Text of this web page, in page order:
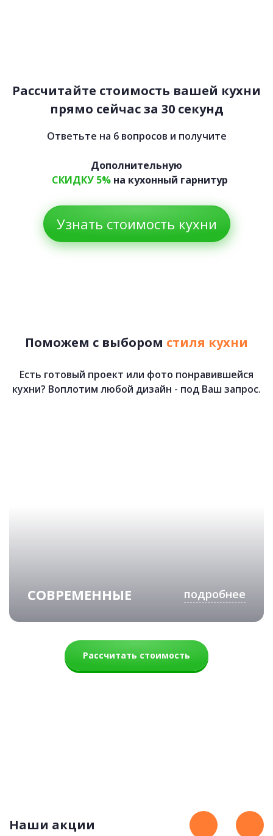
78 000 руб.
Рассчитайте стоимость вашей кухни
прямо сейчас за 30 секунд
Ответьте на 6 вопросов и получите
Дополнительную
СКИДКУ 5%на кухонный гарнитур
Узнать стоимость кухни
Поможем с выбором стиля кухни
Есть готовый проект или фото понравившейся
кухни? Воплотим любой дизайн - под Ваш запрос.
СОВРЕМЕННЫЕ подробнее
Рассчитать стоимость
Наши акции